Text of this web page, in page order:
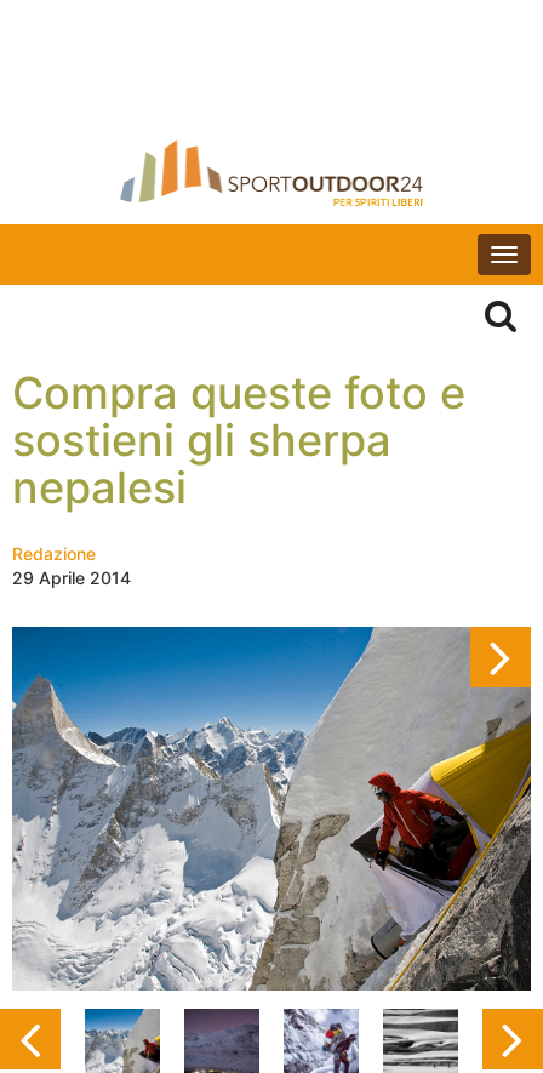
Compra queste foto e
sostieni gli sherpa
nepalesi
Redazione
29 Aprile 2014